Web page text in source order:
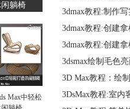
躺椅
Max中轻松
3dmax教程:制作
3dmax教程:创建
3dmax教程:创建
3dsmax绘制毛色
3D Max教程：绘
3DsMax教程:室内